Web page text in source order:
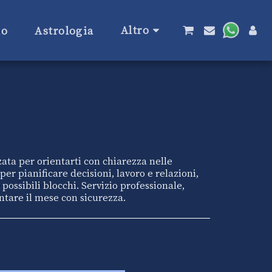
Astrologia Altro
per orientarti con chiarezza nelle
pianificare decisioni, lavoro e relazioni,
blocchi. Servizio professionale,
il mese con sicurezza.